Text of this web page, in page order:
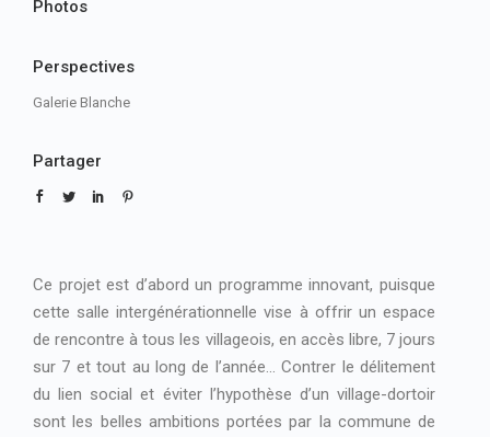
Photos
Perspectives
Galerie Blanche
Partager
Ce projet est d’abord un programme innovant, puisque
cette salle intergénérationnelle vise à offrir un espace
de rencontre à tous les villageois, en accès libre, 7 jours
sur 7 et tout au long de l’année… Contrer le délitement
du lien social et éviter l’hypothèse d’un village-dortoir
sont les belles ambitions portées par la commune de